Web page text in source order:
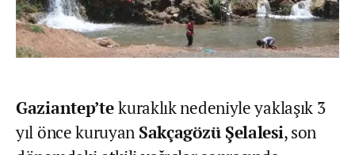
Gaziantep’tekuraklık nedeniyle yaklaşık 3
yıl önce kuruyan Sakçagözü Şelalesi, son